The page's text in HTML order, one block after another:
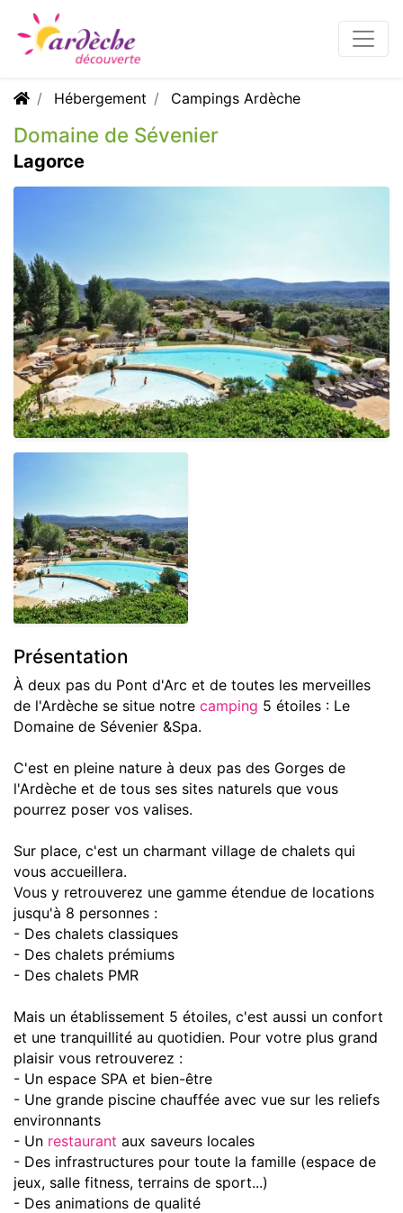
Hébergement Campings Ardèche
Domaine de Sévenier
Lagorce
Présentation
À deux pas du Pont d'Arc et de toutes les merveilles
de l'Ardèche se situe notre camping 5 étoiles : Le
Domaine de Sévenier &Spa.
C'est en pleine nature à deux pas des Gorges de
l'Ardèche et de tous ses sites naturels que vous
pourrez poser vos valises.
Sur place, c'est un charmant village de chalets qui
vous accueillera.
Vous y retrouverez une gamme étendue de locations
jusqu'à 8 personnes :
- Des chalets classiques
- Des chalets prémiums
- Des chalets PMR
Mais un établissement 5 étoiles, c'est aussi un confort
et une tranquillité au quotidien. Pour votre plus grand
plaisir vous retrouverez :
- Un espace SPA et bien-être
- Une grande piscine chauffée avec vue sur les reliefs
environnants
- Un restaurant aux saveurs locales
- Des infrastructures pour toute la famille (espace de
jeux, salle fitness, terrains de sport...)
- Des animations de qualité